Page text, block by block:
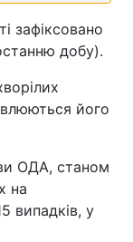
зафіксовано
добу).
його
ОДА, станом
на
випадків, у